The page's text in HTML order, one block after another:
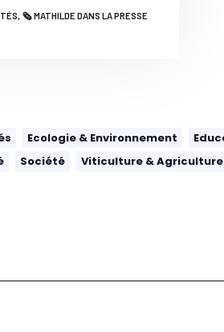
, 🗞️ MATHILDE DANS LA PRESSE
Ecologie & Environnement
Société Viticulture & Agriculture